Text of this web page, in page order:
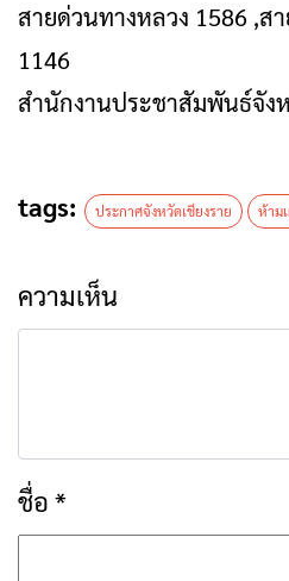
สายด่วนทางหลวง 1586 ,ส
1146
สำนักงานประชาสัมพันธ์จังห
tags: ประกาศจังหวัดเชียงราย ห้าม
ความเห็น
ชื่อ *